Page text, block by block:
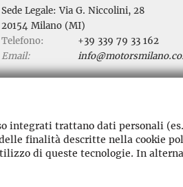
Sede Legale: Via G. Niccolini, 28
20154 Milano (MI)
Telefono:
+39 339 79 33 162
Email:
Telefono:
+39 339 79 33 162
Email:
integrati trattano dati personali
finalità descritte nella cookie
di queste tecnologie. In